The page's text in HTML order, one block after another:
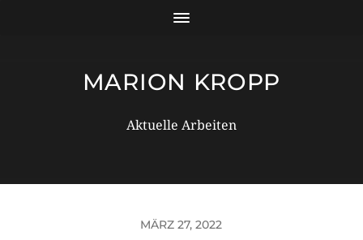
MARION KROPP
Aktuelle Arbeiten
MÄRZ 27, 2022